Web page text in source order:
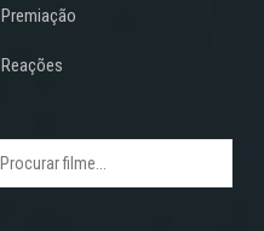
Premiação
Reações